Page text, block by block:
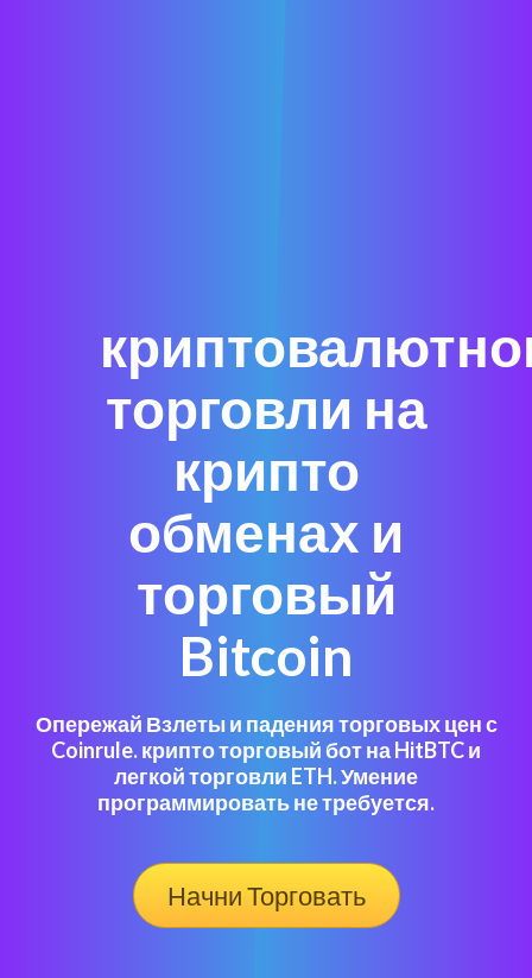
торговли на
крипто
обменах и
торговый
Bitcoin
Опережай Взлеты и падения торговых цен с
Coinrule. крипто торговый бот на HitBTC и
легкой торговли ETH. Умение
программировать не требуется.
Начни Торговать